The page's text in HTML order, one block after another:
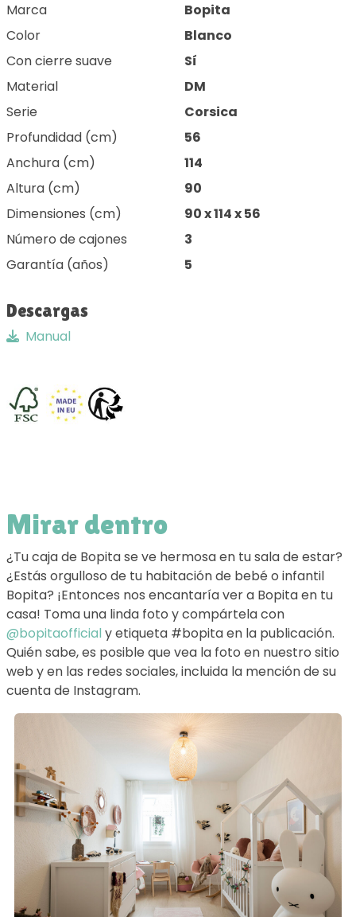
Marca
Bopita
Color
Blanco
Con cierre suave
Sí
Material
DM
Serie
Corsica
Profundidad (cm)
56
Anchura (cm)
114
Altura (cm)
90
Dimensiones (cm)
90 x 114 x 56
Número de cajones
3
Garantía (años)
5
Descargas
Manual
Mirar dentro
¿Tu caja de Bopita se ve hermosa en tu sala de estar?
¿Estás orgulloso de tu habitación de bebé o infantil
Bopita? ¡Entonces nos encantaría ver a Bopita en tu
casa! Toma una linda foto y compártela con
@bopitaofficial y etiqueta #bopita en la publicación.
Quién sabe, es posible que vea la foto en nuestro sitio
web y en las redes sociales, incluida la mención de su
cuenta de Instagram.